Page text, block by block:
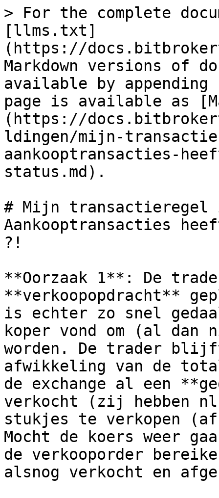
> For the complete
[llms.txt]
(https://
Markdown versions of
available by
page is available as
(https://
ldingen/mijn-
aankooptransacties-
status.md).
# Mijn transactieregel
Aankooptransacties
?!
**Oorzaak 1**: De
**verkoopopdracht**
is echter zo snel
koper vond om (al
worden. De trader
afwikkeling van de
de exchange al een
verkocht (zij hebben
stukjes te verkopen
Mocht de koers weer
de verkooporder
alsnog verkocht en